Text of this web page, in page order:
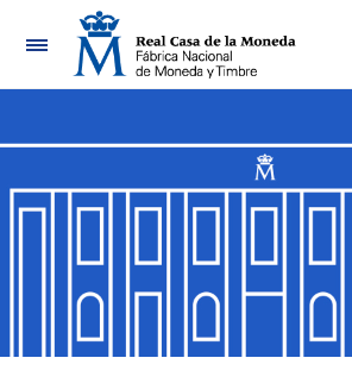
Navegación
Mostrar/Ocultar
Mostrar/Ocultar
Mostrar/Ocultar